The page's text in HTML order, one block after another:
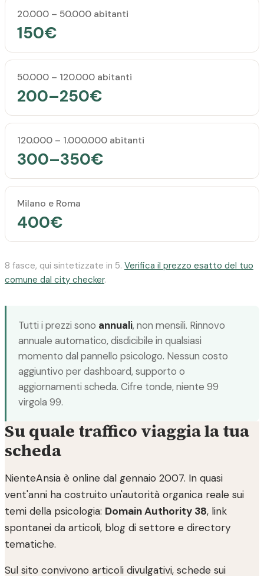
20.000 – 50.000 abitanti
150€
50.000 – 120.000 abitanti
200–250€
120.000 – 1.000.000 abitanti
300–350€
Milano e Roma
400€
8 fasce, qui sintetizzate in 5. Verifica il prezzo esatto del tuo
comune dal city checker.
Tutti i prezzi sono annuali, non mensili. Rinnovo
annuale automatico, disdicibile in qualsiasi
momento dal pannello psicologo. Nessun costo
aggiuntivo per dashboard, supporto o
aggiornamenti scheda. Cifre tonde, niente 99
virgola 99.
Su quale traffico viaggia la tua
scheda
NienteAnsia è online dal gennaio 2007. In quasi
vent'anni ha costruito un'autorità organica reale sui
temi della psicologia: Domain Authority 38, link
spontanei da articoli, blog di settore e directory
tematiche.
Sul sito convivono articoli divulgativi, schede sui